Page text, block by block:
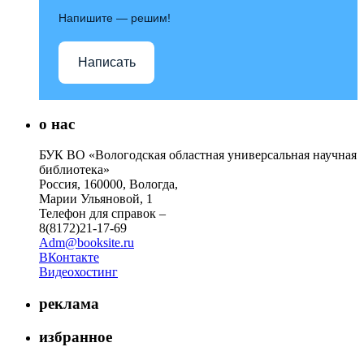
Напишите — решим!
Написать
о нас
БУК ВО «Вологодская областная универсальная научная
библиотека»
Россия, 160000, Вологда,
Марии Ульяновой, 1
Телефон для справок –
8(8172)21-17-69
Adm@booksite.ru
ВКонтакте
Видеохостинг
реклама
избранное